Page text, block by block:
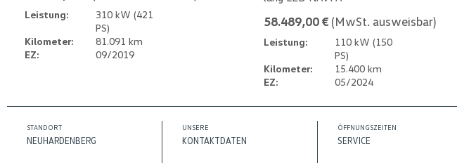
Leistung:
310 kW (421
PS)
Kilometer:
81.091 km
EZ:
09/2019
58.489,00 € (MwSt. ausweisbar)
Leistung:
110 kW (150
PS)
Kilometer:
15.400 km
EZ:
05/2024
STANDORT
NEUHARDENBERG
UNSERE
KONTAKTDATEN
ÖFFNUNGSZEITEN
SERVICE